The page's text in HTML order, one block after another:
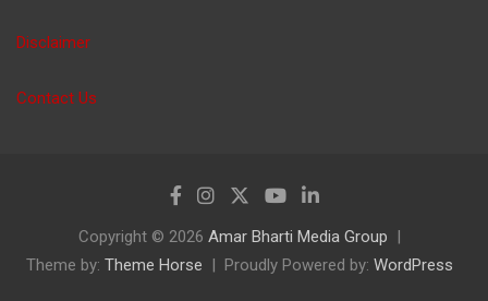
Disclaimer
Contact Us
Copyright © 2026 Amar Bharti Media Group
Theme by: Theme Horse Proudly Powered by: WordPress